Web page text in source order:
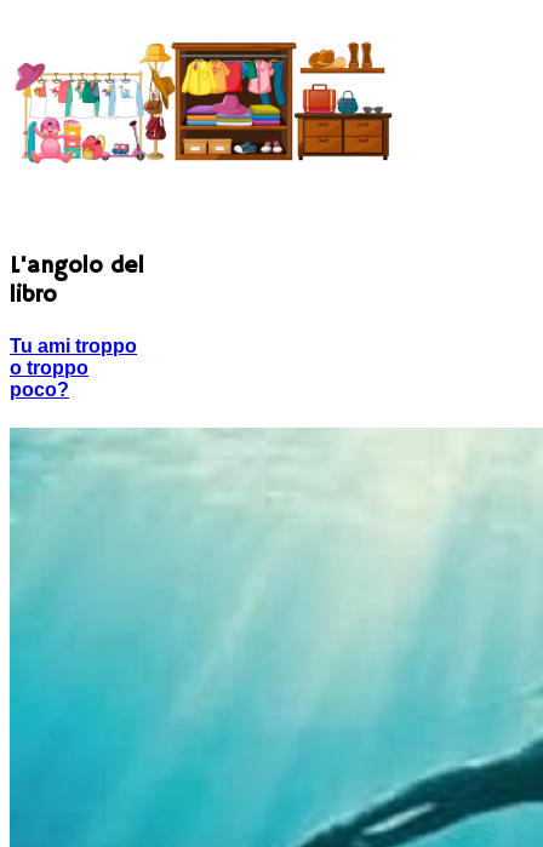
L'angolo del
libro
Tu ami troppo
o troppo
poco?